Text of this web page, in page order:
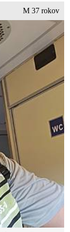
M 37 rokov